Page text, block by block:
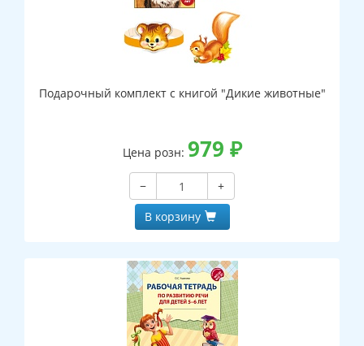
Подарочный комплект с книгой "Дикие животные"
Цена розн: 979 ₽
−
+
В корзину